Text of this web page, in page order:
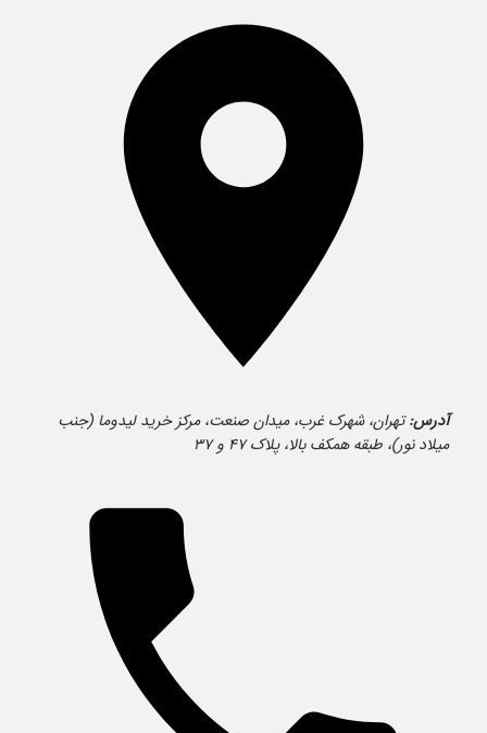
آدرس:تهران، شهرک غرب، میدان صنعت، مرکز خرید لیدوما (جنب
میلاد نور)، طبقه همکف بالا، پلاک ۴۷ و ۳۷